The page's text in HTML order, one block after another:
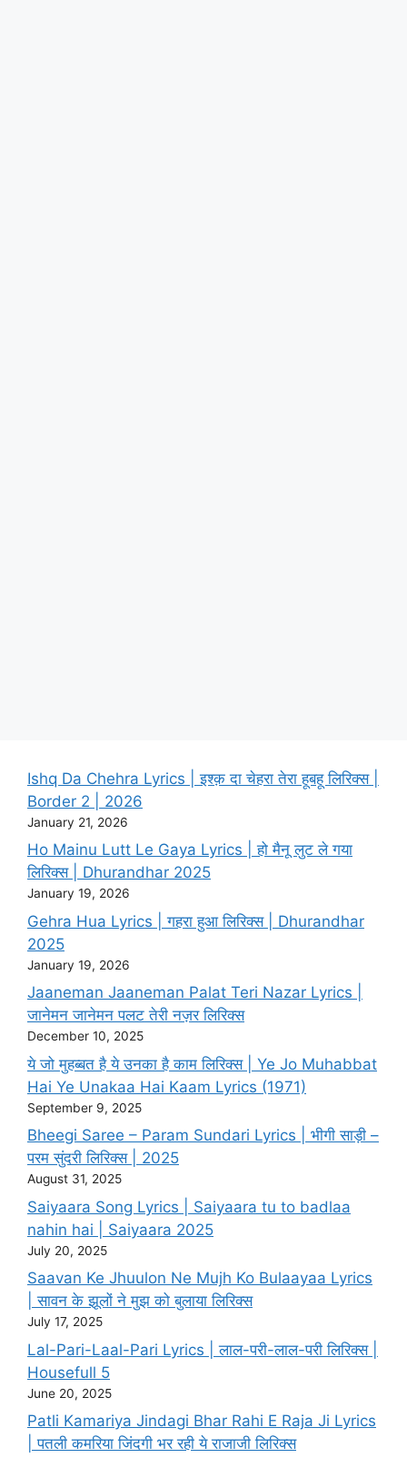
Ishq Da Chehra Lyrics | इश्क़ दा चेहरा तेरा हूबहू लिरिक्स |
Border 2 | 2026
January 21, 2026
Ho Mainu Lutt Le Gaya Lyrics | हो मैनू लुट ले गया
लिरिक्स | Dhurandhar 2025
January 19, 2026
Gehra Hua Lyrics | गहरा हुआ लिरिक्स | Dhurandhar
2025
January 19, 2026
Jaaneman Jaaneman Palat Teri Nazar Lyrics |
जानेमन जानेमन पलट तेरी नज़र लिरिक्स
December 10, 2025
ये जो मुहब्बत है ये उनका है काम लिरिक्स | Ye Jo Muhabbat
Hai Ye Unakaa Hai Kaam Lyrics (1971)
September 9, 2025
Bheegi Saree – Param Sundari Lyrics | भीगी साड़ी –
परम सुंदरी लिरिक्स | 2025
August 31, 2025
Saiyaara Song Lyrics | Saiyaara tu to badlaa
nahin hai | Saiyaara 2025
July 20, 2025
Saavan Ke Jhuulon Ne Mujh Ko Bulaayaa Lyrics
| सावन के झूलों ने मुझ को बुलाया लिरिक्स
July 17, 2025
Lal-Pari-Laal-Pari Lyrics | लाल-परी-लाल-परी लिरिक्स |
Housefull 5
June 20, 2025
Patli Kamariya Jindagi Bhar Rahi E Raja Ji Lyrics
| पतली कमरिया जिंदगी भर रही ये राजाजी लिरिक्स